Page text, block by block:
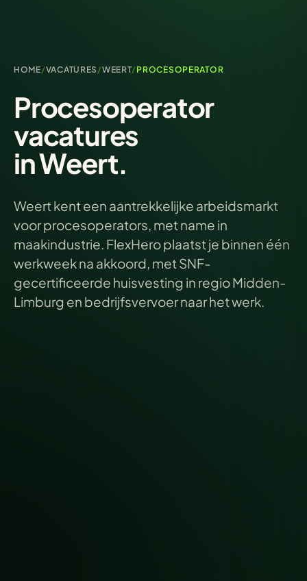
HOME/VACATURES /WEERT/ PROCESOPERATOR
Procesoperator
vacatures
in Weert.
Weert kent een aantrekkelijke arbeidsmarkt
voor procesoperators, met name in
maakindustrie. FlexHero plaatst je binnen één
werkweek na akkoord, met SNF-
gecertificeerde huisvesting in regio Midden-
Limburg en bedrijfsvervoer naar het werk.